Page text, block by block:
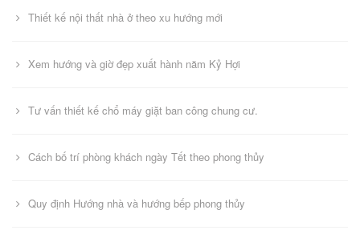
Thiết kế nội thất nhà ở theo xu hướng mới
Xem hướng và giờ đẹp xuất hành năm Kỷ Hợi
Tư vấn thiết kế chổ máy giặt ban công chung cư.
Cách bố trí phòng khách ngày Tết theo phong thủy
Quy định Hướng nhà và hướng bếp phong thủy